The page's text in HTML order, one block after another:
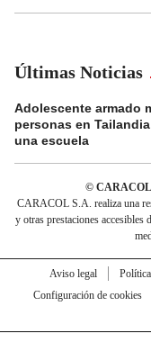
Últimas Noticias
Adolescente armado
personas en
una escuela
© CARACOL
CARACOL S.A. realiza una
y otras prestaciones accesibles
Aviso legal
Configuración de cookies